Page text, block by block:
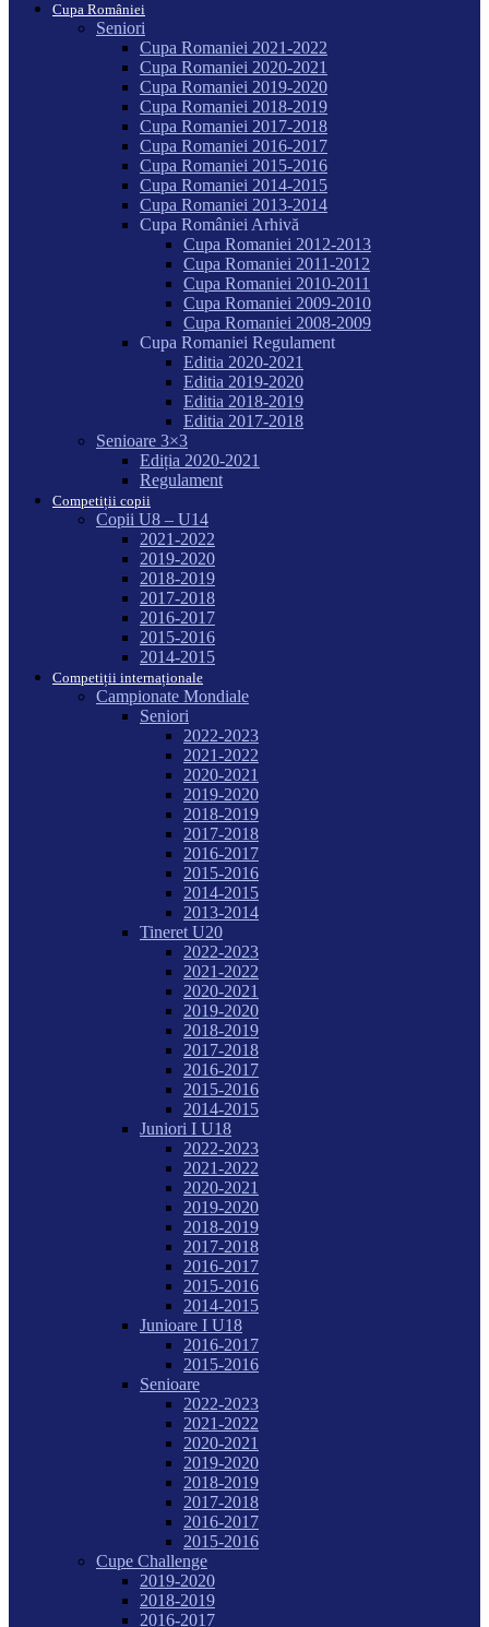
Cupa României
Seniori
Cupa Romaniei 2021-2022
Cupa Romaniei 2020-2021
Cupa Romaniei 2019-2020
Cupa Romaniei 2018-2019
Cupa Romaniei 2017-2018
Cupa Romaniei 2016-2017
Cupa Romaniei 2015-2016
Cupa Romaniei 2014-2015
Cupa Romaniei 2013-2014
Cupa României Arhivă
Cupa Romaniei 2012-2013
Cupa Romaniei 2011-2012
Cupa Romaniei 2010-2011
Cupa Romaniei 2009-2010
Cupa Romaniei 2008-2009
Cupa Romaniei Regulament
Editia 2020-2021
Editia 2019-2020
Editia 2018-2019
Editia 2017-2018
Senioare 3×3
Ediția 2020-2021
Regulament
Competiții copii
Copii U8 – U14
2021-2022
2019-2020
2018-2019
2017-2018
2016-2017
2015-2016
2014-2015
Competiții internaționale
Campionate Mondiale
Seniori
2022-2023
2021-2022
2020-2021
2019-2020
2018-2019
2017-2018
2016-2017
2015-2016
2014-2015
2013-2014
Tineret U20
2022-2023
2021-2022
2020-2021
2019-2020
2018-2019
2017-2018
2016-2017
2015-2016
2014-2015
Juniori I U18
2022-2023
2021-2022
2020-2021
2019-2020
2018-2019
2017-2018
2016-2017
2015-2016
2014-2015
Junioare I U18
2016-2017
2015-2016
Senioare
2022-2023
2021-2022
2020-2021
2019-2020
2018-2019
2017-2018
2016-2017
2015-2016
Cupe Challenge
2019-2020
2018-2019
2016-2017